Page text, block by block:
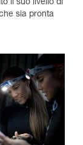
il suo livello di
sia pronta